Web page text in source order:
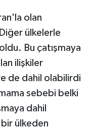
olan
ülkelerle
Bu çatışmaya
ilişkiler
de dahil olabilirdi
sebebi belki
dahil
ülkeden